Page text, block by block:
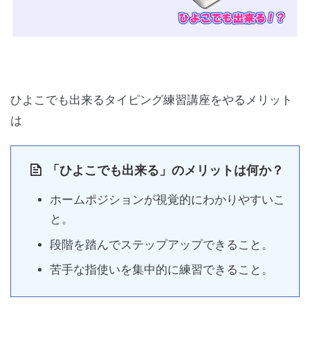
ひよこでも出来るタイピング練習講座をやるメリット
は
「ひよこでも出来る」のメリットは何か？
ホームポジションが視覚的にわかりやすいこ
と。
段階を踏んでステップアップできること。
苦手な指使いを集中的に練習できること。